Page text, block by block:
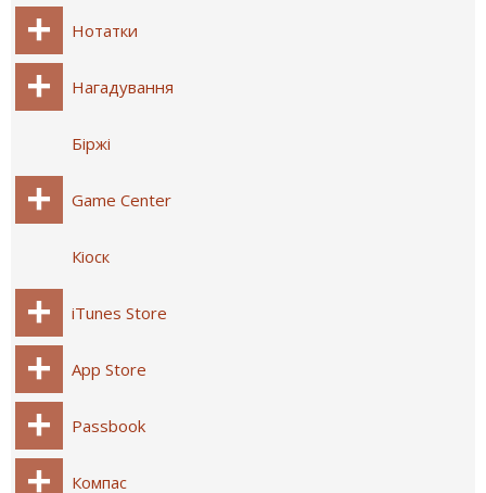
Нотатки
Нагадування
Біржі
Game Center
Кіоск
iTunes Store
App Store
Passbook
Компас